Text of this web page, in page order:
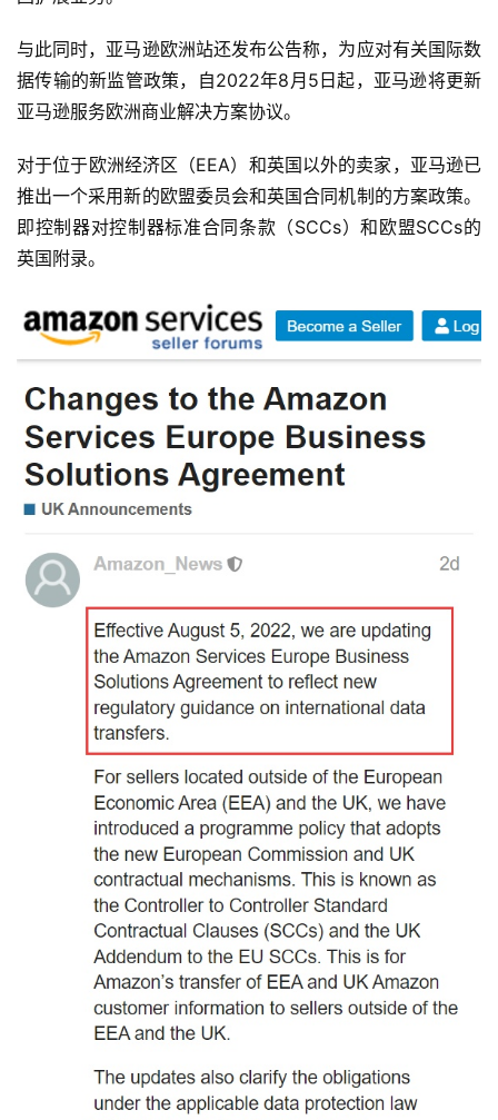
首
页
全
开
跨
境
百
科
社
媒
营
与此同时，亚马逊欧洲站还发布公告称，为应对有关国际数
据传输的新监管政策，自2022年8月5日起，亚马逊将更新
亚马逊服务欧洲商业解决方案协议。
对于位于欧洲经济区（EEA）和英国以外的卖家，亚马逊已
推出一个采用新的欧盟委员会和英国合同机制的方案政策。
即控制器对控制器标准合同条款（SCCs）和欧盟SCCs的
英国附录。